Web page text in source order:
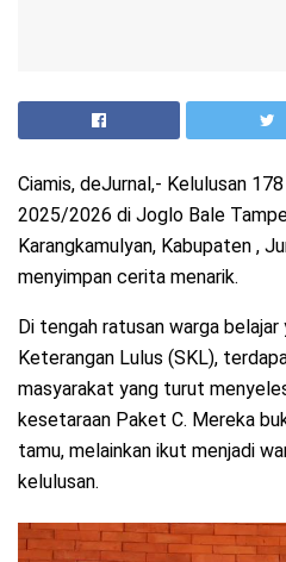
Ciamis, deJurnal,- Kelulusan
2025/2026 di Joglo Bale
Karangkamulyan, Kabupaten ,
menyimpan cerita menarik.
Di tengah ratusan warga belajar
Keterangan Lulus (SKL),
masyarakat yang turut
kesetaraan Paket C. Mereka
tamu, melainkan ikut menjadi
kelulusan.